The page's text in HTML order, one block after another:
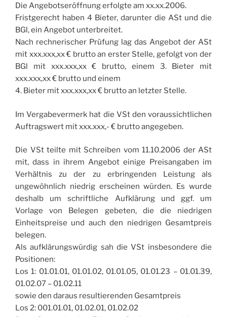
Die Angebotseröffnung erfolgte am xx.xx.2006.
Fristgerecht haben 4 Bieter, darunter die ASt und die
BGl, ein Angebot unterbreitet.
Nach rechnerischer Prüfung lag das Angebot der ASt
mit xxx.xxx,xx € brutto an erster Stelle, gefolgt von der
BGl mit xxx.xxx,xx € brutto, einem 3. Bieter mit
xxx.xxx,xx € brutto und einem
4. Bieter mit xxx.xxx,xx € brutto an letzter Stelle.
Im Vergabevermerk hat die VSt den voraussichtlichen
Auftragswert mit xxx.xxx,- € brutto angegeben.
Die VSt teilte mit Schreiben vom 11.10.2006 der ASt
mit, dass in ihrem Angebot einige Preisangaben im
Verhältnis zu der zu erbringenden Leistung als
ungewöhnlich niedrig erscheinen würden. Es wurde
deshalb um schriftliche Aufklärung und ggf. um
Vorlage von Belegen gebeten, die die niedrigen
Einheitspreise und auch den niedrigen Gesamtpreis
belegen.
Als aufklärungswürdig sah die VSt insbesondere die
Positionen:
Los 1: 01.01.01, 01.01.02, 01.01.05, 01.01.23 – 01.01.39,
01.02.07 – 01.02.11
sowie den daraus resultierenden Gesamtpreis
Los 2: 001.01.01, 01.02.01, 01.02.02